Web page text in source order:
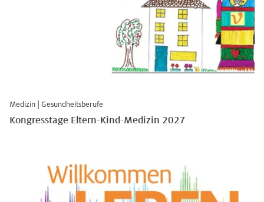
Medizin Gesundheitsberufe
Kongresstage Eltern-Kind-Medizin 2027